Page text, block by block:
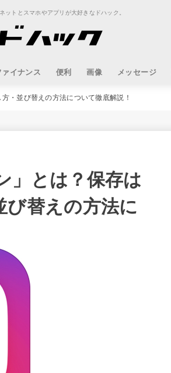
ットとスマホやアプリが大好きなドハック。
ァイナンス 便利 画像 メッセージ
・並び替えの方法について徹底解説！
」とは？保存は
び替えの方法に